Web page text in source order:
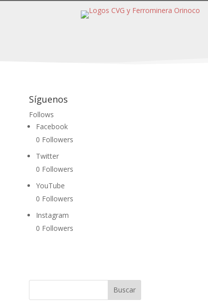
Síguenos
Follows
Facebook
0 Followers
Twitter
0 Followers
YouTube
0 Followers
Instagram
0 Followers